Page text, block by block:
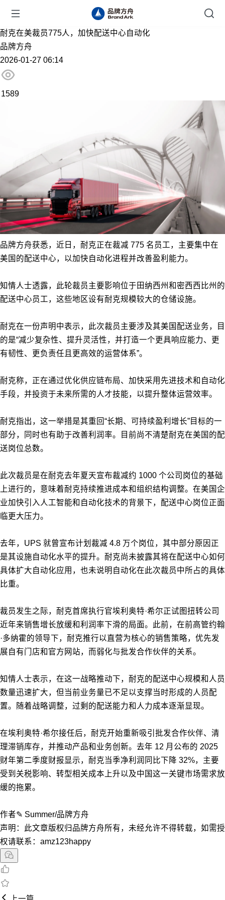
耐克在美裁员775人，加快配送中心自动化
品牌方舟
2026-01-27 06:14
1589
品牌方舟获悉，近日，耐克正在裁减 775 名员工，主要集中在
美国的配送中心，以加快自动化进程并改善盈利能力。
知情人士透露，此轮裁员主要影响位于田纳西州和密西西比州的
配送中心员工，这些地区设有耐克规模较大的仓储设施。
耐克在一份声明中表示，此次裁员主要涉及其美国配送业务，目
的是“减少复杂性、提升灵活性，并打造一个更具响应能力、更
有韧性、更负责任且更高效的运营体系”。
耐克称，正在通过优化供应链布局、加快采用先进技术和自动化
手段，并投资于未来所需的人才技能，以提升整体运营效率。
耐克指出，这一举措是其重回“长期、可持续盈利增长”目标的一
部分，同时也有助于改善利润率。目前尚不清楚耐克在美国的配
送岗位总数。
此次裁员是在耐克去年夏天宣布裁减约 1000 个公司岗位的基础
上进行的，意味着耐克持续推进成本和组织结构调整。在美国企
业加快引入人工智能和自动化技术的背景下，配送中心岗位正面
临更大压力。
去年，UPS 就曾宣布计划裁减 4.8 万个岗位，其中部分原因正
是其设施自动化水平的提升。耐克尚未披露其将在配送中心如何
具体扩大自动化应用，也未说明自动化在此次裁员中所占的具体
比重。
裁员发生之际，耐克首席执行官埃利奥特·希尔正试图扭转公司
近年来销售增长放缓和利润率下滑的局面。此前，在前高管约翰
·多纳霍的领导下，耐克推行以直营为核心的销售策略，优先发
展自有门店和官方网站，而弱化与批发合作伙伴的关系。
知情人士表示，在这一战略推动下，耐克的配送中心规模和人员
数量迅速扩大，但当前业务量已不足以支撑当时形成的人员配
置。随着战略调整，过剩的配送能力和人力成本逐渐显现。
在埃利奥特·希尔接任后，耐克开始重新吸引批发合作伙伴、清
理滞销库存，并推动产品和业务创新。去年 12 月公布的 2025
财年第二季度财报显示，耐克当季净利润同比下降 32%，主要
受到关税影响、转型相关成本上升以及中国这一关键市场需求放
缓的拖累。
作者✎ Summer/品牌方舟
声明：此文章版权归品牌方舟所有，未经允许不得转载，如需授
权请联系：amz123happy